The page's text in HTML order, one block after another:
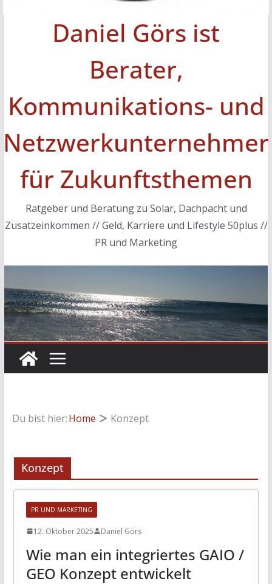
Daniel Görs ist
Berater,
Kommunikations- und
Netzwerkunternehmer
für Zukunftsthemen
Ratgeber und Beratung zu Solar, Dachpacht und
Zusatzeinkommen // Geld, Karriere und Lifestyle 50plus //
PR und Marketing
Du bist hier:Home Konzept
Konzept
PR UND MARKETING
12. Oktober 2025 Daniel Görs
Wie man ein integriertes GAIO /
GEO Konzept entwickelt